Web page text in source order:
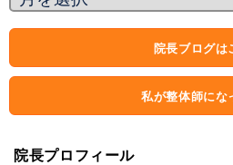
院長ブログは
私が整体師にな
院長プロフィール